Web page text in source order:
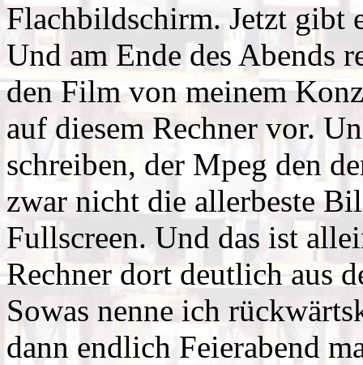
Flachbildschirm. Jetzt gibt
Und am Ende des Abends
den Film von meinem
auf diesem Rechner vor.
schreiben, der Mpeg den
zwar nicht die allerbeste
Fullscreen. Und das ist
Rechner dort deutlich aus
Sowas nenne ich
dann endlich Feierabend